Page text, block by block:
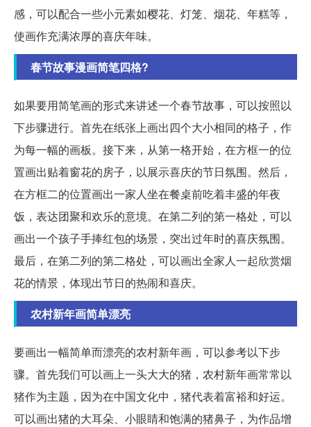
感，可以配合一些小元素如樱花、灯笼、烟花、年糕等，
使画作充满浓厚的喜庆年味。
春节故事漫画简笔四格?
如果要用简笔画的形式来讲述一个春节故事，可以按照以
下步骤进行。首先在纸张上画出四个大小相同的格子，作
为每一幅的画板。接下来，从第一格开始，在方框一的位
置画出贴着窗花的房子，以展示喜庆的节日氛围。然后，
在方框二的位置画出一家人坐在餐桌前吃着丰盛的年夜
饭，表达团聚和欢乐的意境。在第二列的第一格处，可以
画出一个孩子手捧红包的场景，突出过年时的喜庆氛围。
最后，在第二列的第二格处，可以画出全家人一起欣赏烟
花的情景，体现出节日的热闹和喜庆。
农村新年画简单漂亮
要画出一幅简单而漂亮的农村新年画，可以参考以下步
骤。首先我们可以画上一头大大的猪，农村新年画常常以
猪作为主题，因为在中国文化中，猪代表着富裕和好运。
可以画出猪的大耳朵、小眼睛和饱满的猪鼻子，为作品增